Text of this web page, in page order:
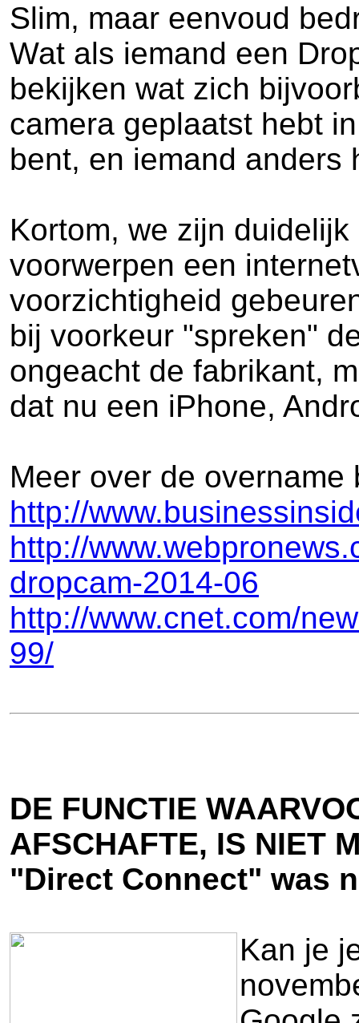
Slim, maar eenvoud
Wat als iemand een
bekijken wat zich
camera geplaatst hebt
bent, en iemand anders
Kortom, we zijn
voorwerpen een
voorzichtigheid
bij voorkeur "spreken"
ongeacht de fabrikant,
dat nu een iPhone,
Meer over de
http://
http://
dropcam-2014-06
http://www.cnet.com/
99/
DE FUNCTIE
AFSCHAFTE, IS NIET
"Direct Connect" was
Kan je